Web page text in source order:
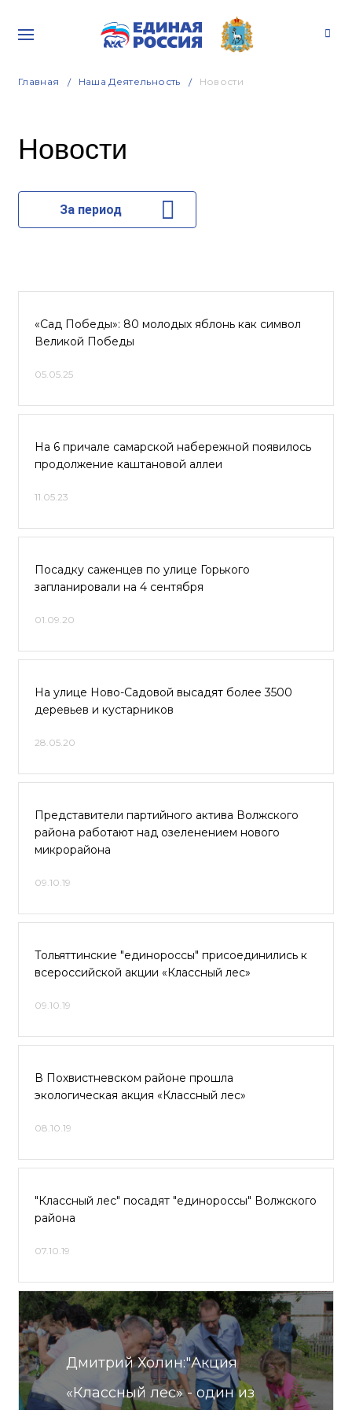
Главная Наша Деятельность Новости
Новости
За период
«Сад Победы»: 80 молодых яблонь как символ
Великой Победы
05.05.25
На 6 причале самарской набережной появилось
продолжение каштановой аллеи
11.05.23
Посадку саженцев по улице Горького
запланировали на 4 сентября
01.09.20
На улице Ново-Садовой высадят более 3500
деревьев и кустарников
28.05.20
Представители партийного актива Волжского
района работают над озеленением нового
микрорайона
09.10.19
Тольяттинские "единороссы" присоединились к
всероссийской акции «Классный лес»
09.10.19
В Похвистневском районе прошла
экологическая акция «Классный лес»
08.10.19
"Классный лес" посадят "единороссы" Волжского
района
07.10.19
Дмитрий Холин:"Акция
«Классный лес» - один из